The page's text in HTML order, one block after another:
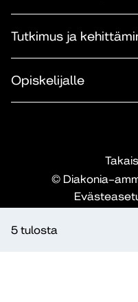
5 tulosta
Tutkimus ja
Opiskelijalle
©
koulutuksen